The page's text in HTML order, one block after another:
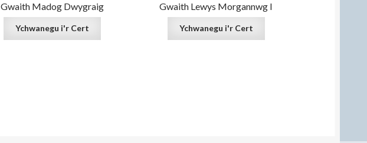
Gwaith Madog Dwygraig
Ychwanegu i'r Cert
Gwaith Lewys Morgannwg I
Ychwanegu i'r Cert